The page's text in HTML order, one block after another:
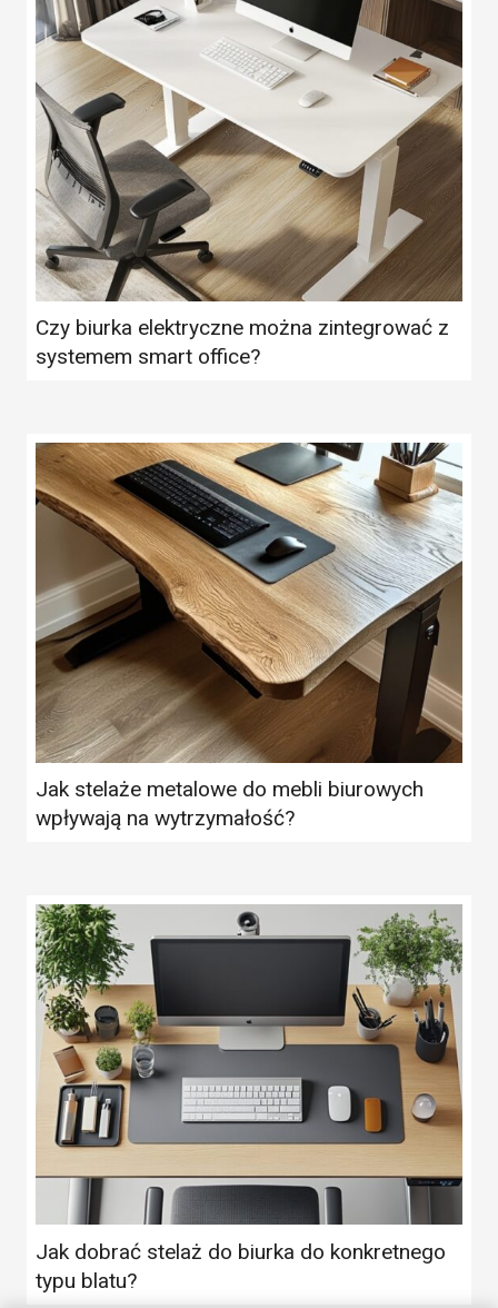
Czy biurka elektryczne można zintegrować z
systemem smart office?
Jak stelaże metalowe do mebli biurowych
wpływają na wytrzymałość?
Jak dobrać stelaż do biurka do konkretnego
typu blatu?